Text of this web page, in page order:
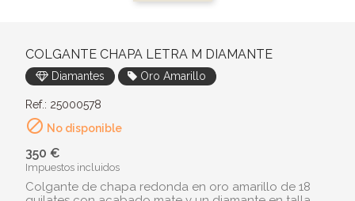
COLGANTE CHAPA LETRA M DIAMANTE
Diamantes Oro Amarillo
Ref.: 25000578
 No disponible
350 €
Impuestos incluidos
Colgante de chapa redonda en oro amarillo de 18